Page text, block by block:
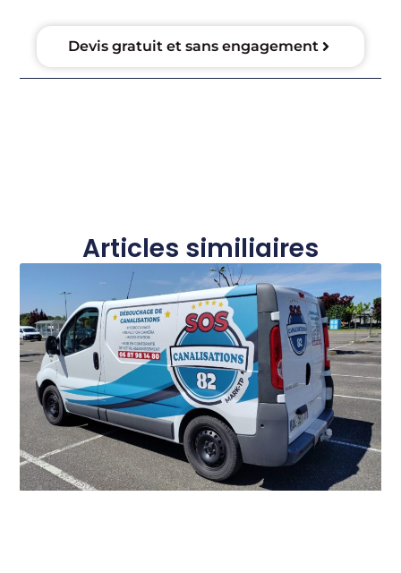
Devis gratuit et sans engagement
Articles similiaires